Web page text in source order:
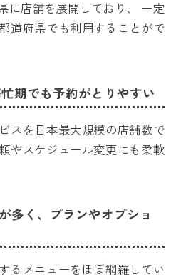
に店舗を展開しており、 一定
道府県でも利用することがで
期でも予約がとりやすい
スを日本最大規模の店舗数で
やスケジュール変更にも柔軟
多く、プランやオプショ
るメニューをほぼ網羅してい